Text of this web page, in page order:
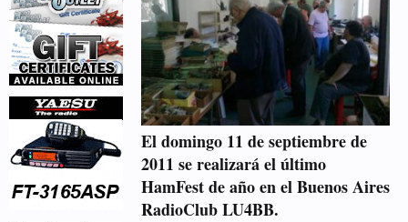
El domingo 11 de septiembre de
2011 se realizará el último
HamFest de año en el Buenos Aires
RadioClub LU4BB.